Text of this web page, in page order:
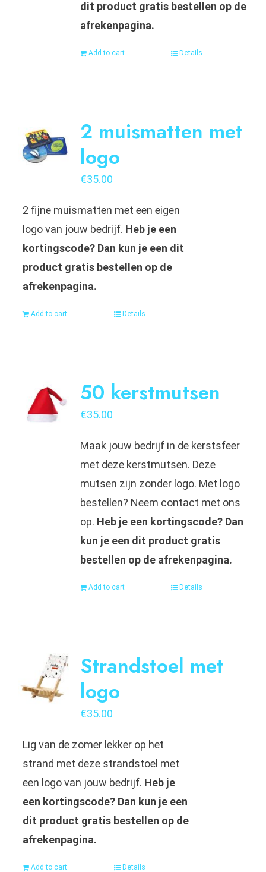
dit product gratis bestellen op de
afrekenpagina.
Add to cart Details
2 muismatten met
logo
€35.00
2 fijne muismatten met een eigen
logo van jouw bedrijf. Heb je een
kortingscode? Dan kun je een dit
product gratis bestellen op de
afrekenpagina.
Add to cart Details
50 kerstmutsen
€35.00
Maak jouw bedrijf in de kerstsfeer
met deze kerstmutsen. Deze
mutsen zijn zonder logo. Met logo
bestellen? Neem contact met ons
op. Heb je een kortingscode? Dan
kun je een dit product gratis
bestellen op de afrekenpagina.
Add to cart Details
Strandstoel met
logo
€35.00
Lig van de zomer lekker op het
strand met deze strandstoel met
een logo van jouw bedrijf. Heb je
een kortingscode? Dan kun je een
dit product gratis bestellen op de
afrekenpagina.
Add to cart Details